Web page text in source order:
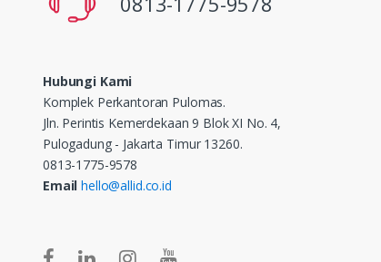
Hubungi Kami
Komplek Perkantoran Pulomas.
Jln. Perintis Kemerdekaan 9 Blok XI No. 4,
Pulogadung - Jakarta Timur 13260.
0813-1775-9578
Email hello@allid.co.id